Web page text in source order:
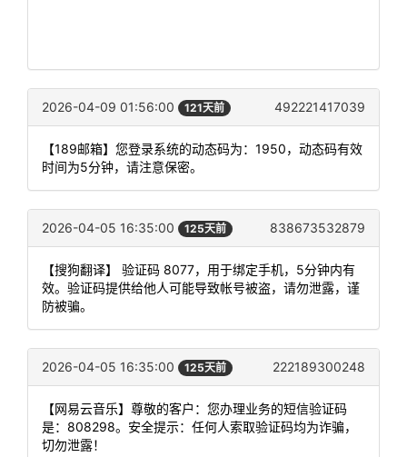
2026-04-09 01:56:00 121天前 492221417039
【189邮箱】您登录系统的动态码为：1950，动态码有效
时间为5分钟，请注意保密。
2026-04-05 16:35:00 125天前 838673532879
【搜狗翻译】 验证码 8077，用于绑定手机，5分钟内有
效。验证码提供给他人可能导致帐号被盗，请勿泄露，谨
防被骗。
2026-04-05 16:35:00 125天前 222189300248
【网易云音乐】尊敬的客户：您办理业务的短信验证码
是：808298。安全提示：任何人索取验证码均为诈骗，
切勿泄露！